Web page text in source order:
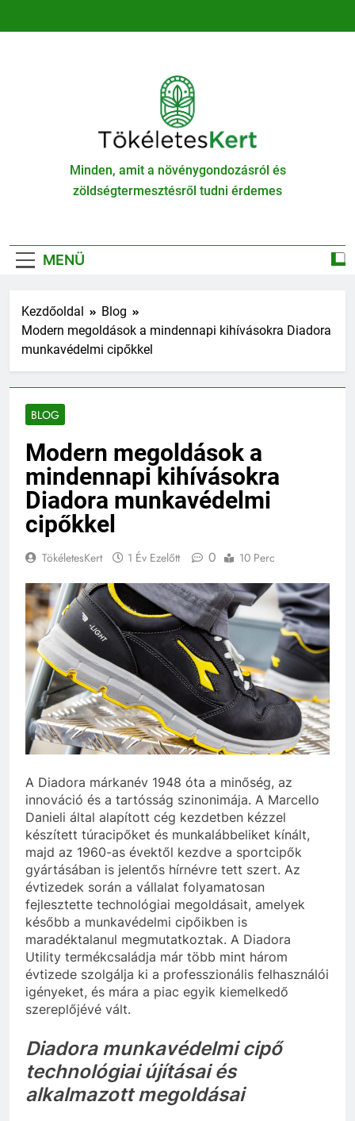
TökéletesKert
Minden, amit a növénygondozásról és
zöldségtermesztésről tudni érdemes
MENÜ
Kezdőoldal
Blog
Modern megoldások a mindennapi kihívásokra Diadora
munkavédelmi cipőkkel
BLOG
Modern megoldások a
mindennapi kihívásokra
Diadora munkavédelmi
cipőkkel
TökéletesKert 1 Év Ezelőtt 0 10 Perc
A Diadora márkanév 1948 óta a minőség, az
innováció és a tartósság szinonimája. A Marcello
Danieli által alapított cég kezdetben kézzel
készített túracipőket és munkalábbeliket kínált,
majd az 1960-as évektől kezdve a sportcipők
gyártásában is jelentős hírnévre tett szert. Az
évtizedek során a vállalat folyamatosan
fejlesztette technológiai megoldásait, amelyek
később a munkavédelmi cipőikben is
maradéktalanul megmutatkoztak. A Diadora
Utility termékcsaládja már több mint három
évtizede szolgálja ki a professzionális felhasználói
igényeket, és mára a piac egyik kiemelkedő
szereplőjévé vált.
Diadora munkavédelmi cipő
technológiai újításai és
alkalmazott megoldásai